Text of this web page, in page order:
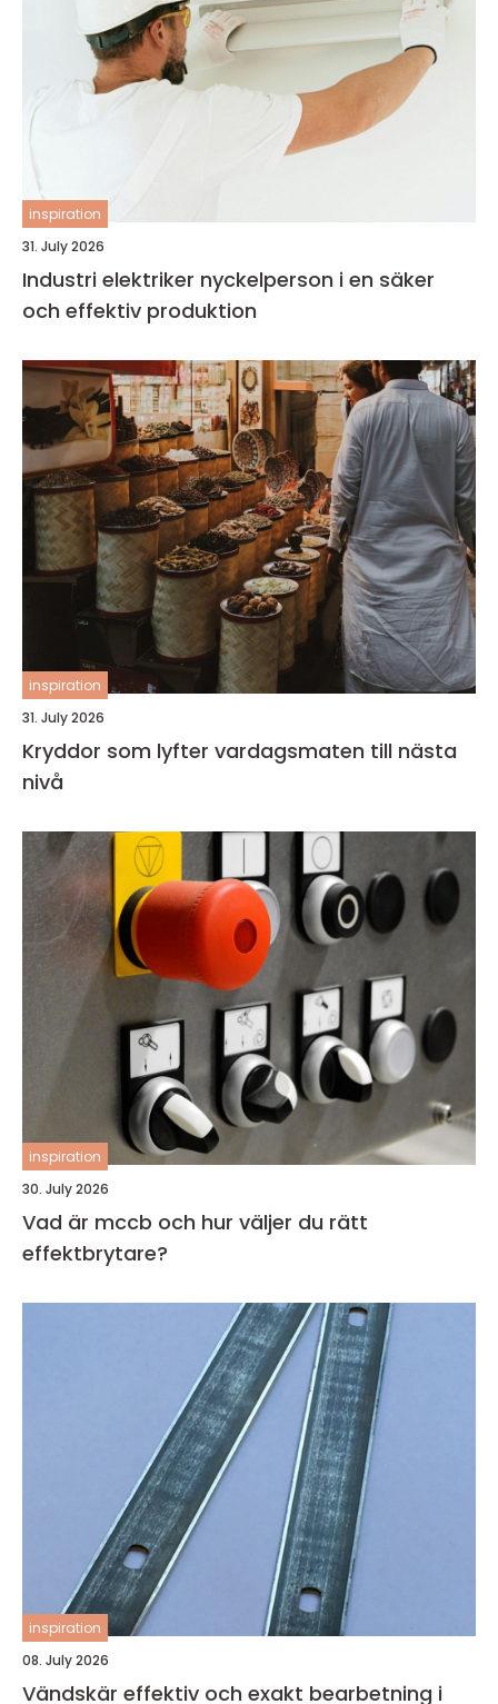
inspiration
31. July 2026
Industri elektriker nyckelperson i en säker
och effektiv produktion
inspiration
31. July 2026
Kryddor som lyfter vardagsmaten till nästa
nivå
inspiration
30. July 2026
Vad är mccb och hur väljer du rätt
effektbrytare?
inspiration
08. July 2026
Vändskär effektiv och exakt bearbetning i